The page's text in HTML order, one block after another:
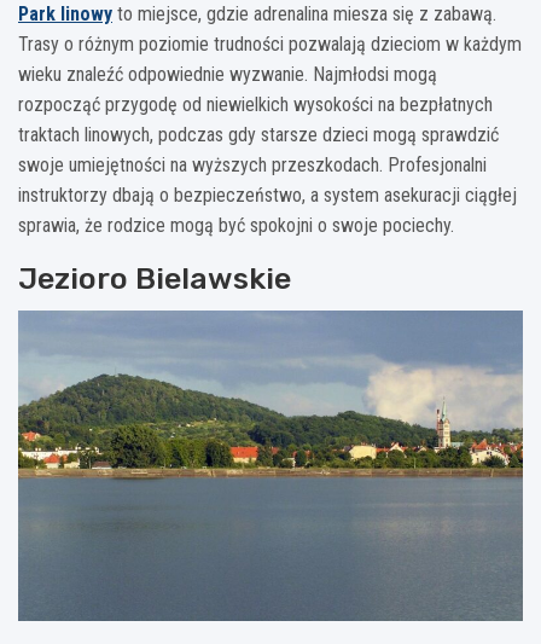
Park linowy to miejsce, gdzie adrenalina miesza się z zabawą.
Trasy o różnym poziomie trudności pozwalają dzieciom w każdym
wieku znaleźć odpowiednie wyzwanie. Najmłodsi mogą
rozpocząć przygodę od niewielkich wysokości na bezpłatnych
traktach linowych, podczas gdy starsze dzieci mogą sprawdzić
swoje umiejętności na wyższych przeszkodach. Profesjonalni
instruktorzy dbają o bezpieczeństwo, a system asekuracji ciągłej
sprawia, że rodzice mogą być spokojni o swoje pociechy.
Jezioro Bielawskie